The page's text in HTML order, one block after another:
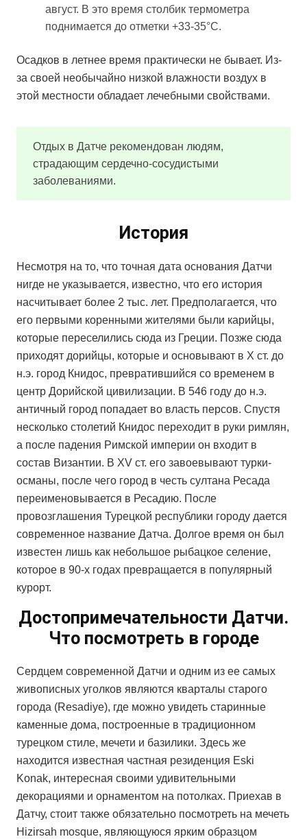
август. В это время столбик термометра
поднимается до отметки +33-35°С.
Осадков в летнее время практически не бывает. Из-
за своей необычайно низкой влажности воздух в
этой местности обладает лечебными свойствами.
Отдых в Датче рекомендован людям,
страдающим сердечно-сосудистыми
заболеваниями.
История
Несмотря на то, что точная дата основания Датчи
нигде не указывается, известно, что его история
насчитывает более 2 тыс. лет. Предполагается, что
его первыми коренными жителями были карийцы,
которые переселились сюда из Греции. Позже сюда
приходят дорийцы, которые и основывают в X ст. до
н.э. город Книдос, превратившийся со временем в
центр Дорийской цивилизации. В 546 году до н.э.
античный город попадает во власть персов. Спустя
несколько столетий Книдос переходит в руки римлян,
а после падения Римской империи он входит в
состав Византии. В XV ст. его завоевывают турки-
османы, после чего город в честь султана Ресада
переименовывается в Ресадию. После
провозглашения Турецкой республики городу дается
современное название Датча. Долгое время он был
известен лишь как небольшое рыбацкое селение,
которое в 90-х годах превращается в популярный
курорт.
Достопримечательности Датчи.
Что посмотреть в городе
Сердцем современной Датчи и одним из ее самых
живописных уголков являются кварталы старого
города (Resadiye), где можно увидеть старинные
каменные дома, построенные в традиционном
турецком стиле, мечети и базилики. Здесь же
находится известная частная резиденция Eski
Konak, интересная своими удивительными
декорациями и орнаментом на потолках. Приехав в
Датчу, стоит также обязательно посмотреть на мечеть
Hizirsah mosque, являющуюся ярким образцом